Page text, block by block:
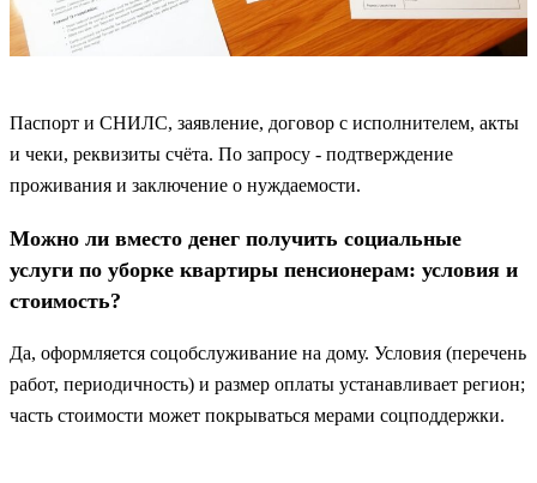
Паспорт и СНИЛС, заявление, договор с исполнителем, акты
и чеки, реквизиты счёта. По запросу - подтверждение
проживания и заключение о нуждаемости.
Можно ли вместо денег получить социальные
услуги по уборке квартиры пенсионерам: условия и
стоимость?
Да, оформляется соцобслуживание на дому. Условия (перечень
работ, периодичность) и размер оплаты устанавливает регион;
часть стоимости может покрываться мерами соцподдержки.